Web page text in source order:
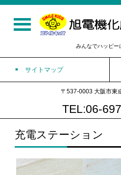
みんなでハッピー
サイトマップ
〒537-0003 大阪市東
TEL:06-
充電ステーション